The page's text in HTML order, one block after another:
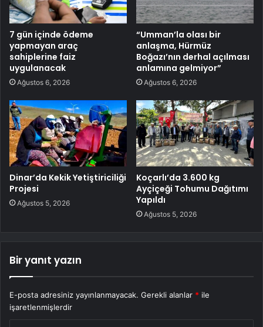
7 gün içinde ödeme
yapmayan araç
sahiplerine faiz
uygulanacak
Ağustos 6, 2026
“Umman’la olası bir
anlaşma, Hürmüz
Boğazı’nın derhal açılması
anlamına gelmiyor”
Ağustos 6, 2026
Dinar’da Kekik Yetiştiriciliği
Projesi
Ağustos 5, 2026
Koçarlı’da 3.600 kg
Ayçiçeği Tohumu Dağıtımı
Yapıldı
Ağustos 5, 2026
Bir yanıt yazın
E-posta adresiniz yayınlanmayacak. Gerekli alanlar * ile
işaretlenmişlerdir